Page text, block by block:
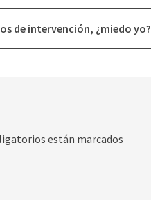
de intervención, ¿miedo yo?
están marcados